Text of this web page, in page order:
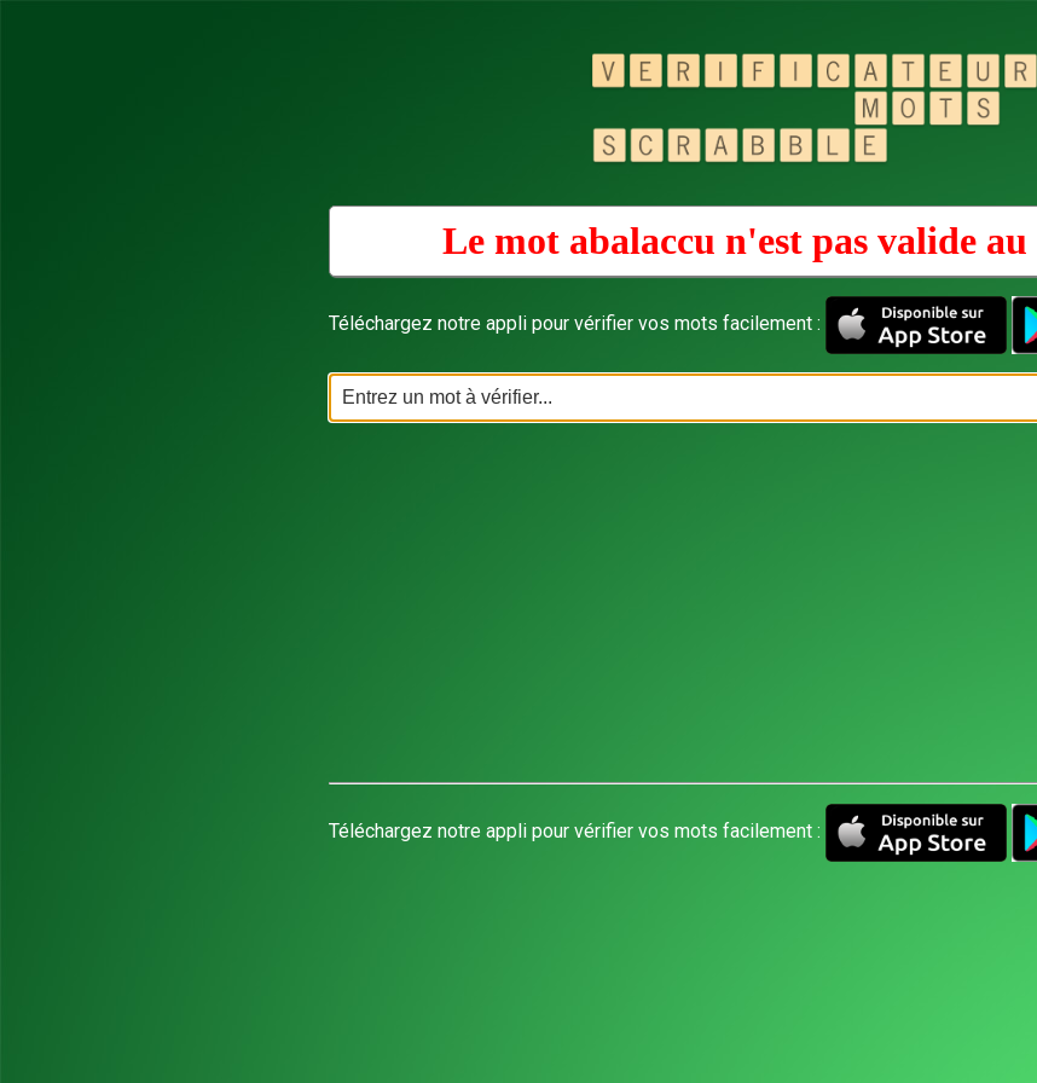
Le mot abalaccu n'est pas valide au
Téléchargez notre appli pour vérifier vos mots facilement :
Téléchargez notre appli pour vérifier vos mots facilement :